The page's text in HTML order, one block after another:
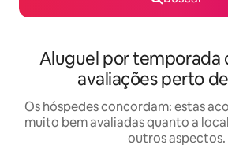
Aluguel por temporada
avaliações perto
Os hóspedes concordam: estas
muito bem avaliadas quanto a
outros aspectos.